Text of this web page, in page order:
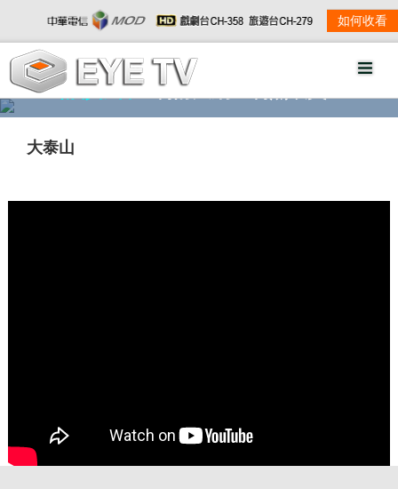
如何收看
精彩影音 劇情大綱
大泰山